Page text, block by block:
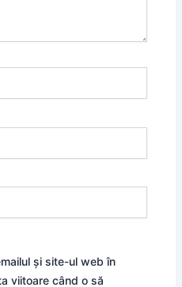
și site-ul web în
viitoare când o să